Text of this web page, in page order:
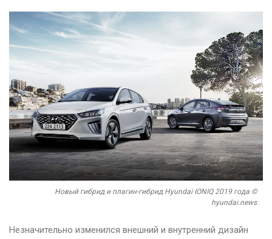
Новый гибрид и плагин-гибрид Hyundai IONIQ 2019 года ©
hyundai.news
Незначительно изменился внешний и внутренний дизайн